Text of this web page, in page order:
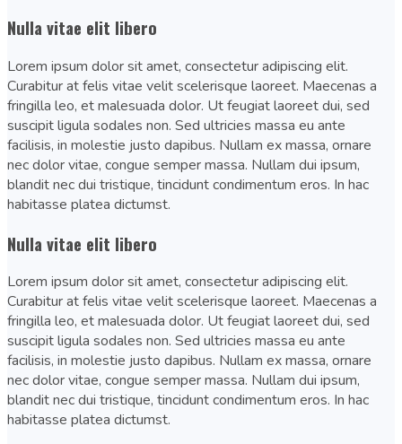
Nulla vitae elit libero
Lorem ipsum dolor sit amet, consectetur adipiscing elit.
Curabitur at felis vitae velit scelerisque laoreet. Maecenas a
fringilla leo, et malesuada dolor. Ut feugiat laoreet dui, sed
suscipit ligula sodales non. Sed ultricies massa eu ante
facilisis, in molestie justo dapibus. Nullam ex massa, ornare
nec dolor vitae, congue semper massa. Nullam dui ipsum,
blandit nec dui tristique, tincidunt condimentum eros. In hac
habitasse platea dictumst.
Nulla vitae elit libero
Lorem ipsum dolor sit amet, consectetur adipiscing elit.
Curabitur at felis vitae velit scelerisque laoreet. Maecenas a
fringilla leo, et malesuada dolor. Ut feugiat laoreet dui, sed
suscipit ligula sodales non. Sed ultricies massa eu ante
facilisis, in molestie justo dapibus. Nullam ex massa, ornare
nec dolor vitae, congue semper massa. Nullam dui ipsum,
blandit nec dui tristique, tincidunt condimentum eros. In hac
habitasse platea dictumst.